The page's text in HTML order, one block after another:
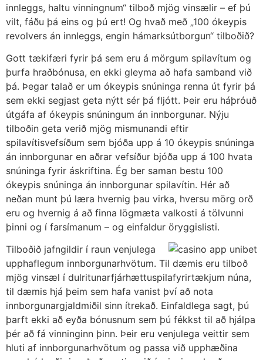
innleggs, haltu vinningnum“ tilboð mjög vinsælir – ef þú
vilt, fáðu þá eins og þú ert! Og hvað með „100 ókeypis
revolvers án innleggs, engin hámarksútborgun“ tilboðið?
Gott tækifæri fyrir þá sem eru á mörgum spilavítum og
þurfa hraðbónusa, en ekki gleyma að hafa samband við
þá. Þegar talað er um ókeypis snúninga renna út fyrir þá
sem ekki segjast geta nýtt sér þá fljótt. Þeir eru háþróuð
útgáfa af ókeypis snúningum án innborgunar. Nýju
tilboðin geta verið mjög mismunandi eftir
spilavítisvefsíðum sem bjóða upp á 10 ókeypis snúninga
án innborgunar en aðrar vefsíður bjóða upp á 100 hvata
snúninga fyrir áskriftina. Ég ber saman bestu 100
ókeypis snúninga án innborgunar spilavítin. Hér að
neðan munt þú læra hvernig þau virka, hversu mörg orð
eru og hvernig á að finna lögmæta valkosti á tölvunni
þinni og í farsímanum – og einfaldur öryggislisti.
Tilboðið jafngildir í raun venjulega
upphaflegum innborgunarhvötum. Til dæmis eru tilboð
mjög vinsæl í dulritunarfjárhættuspilafyrirtækjum núna,
til dæmis hjá þeim sem hafa vanist því að nota
innborgunargjaldmiðil sinn ítrekað. Einfaldlega sagt, þú
þarft ekki að eyða bónusnum sem þú fékkst til að hjálpa
þér að fá vinninginn þinn. Þeir eru venjulega veittir sem
hluti af innborgunarhvötum og passa við upphæðina